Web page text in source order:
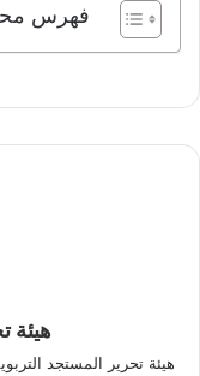
فهرس
هيئة
هيئة تحرير المستجد